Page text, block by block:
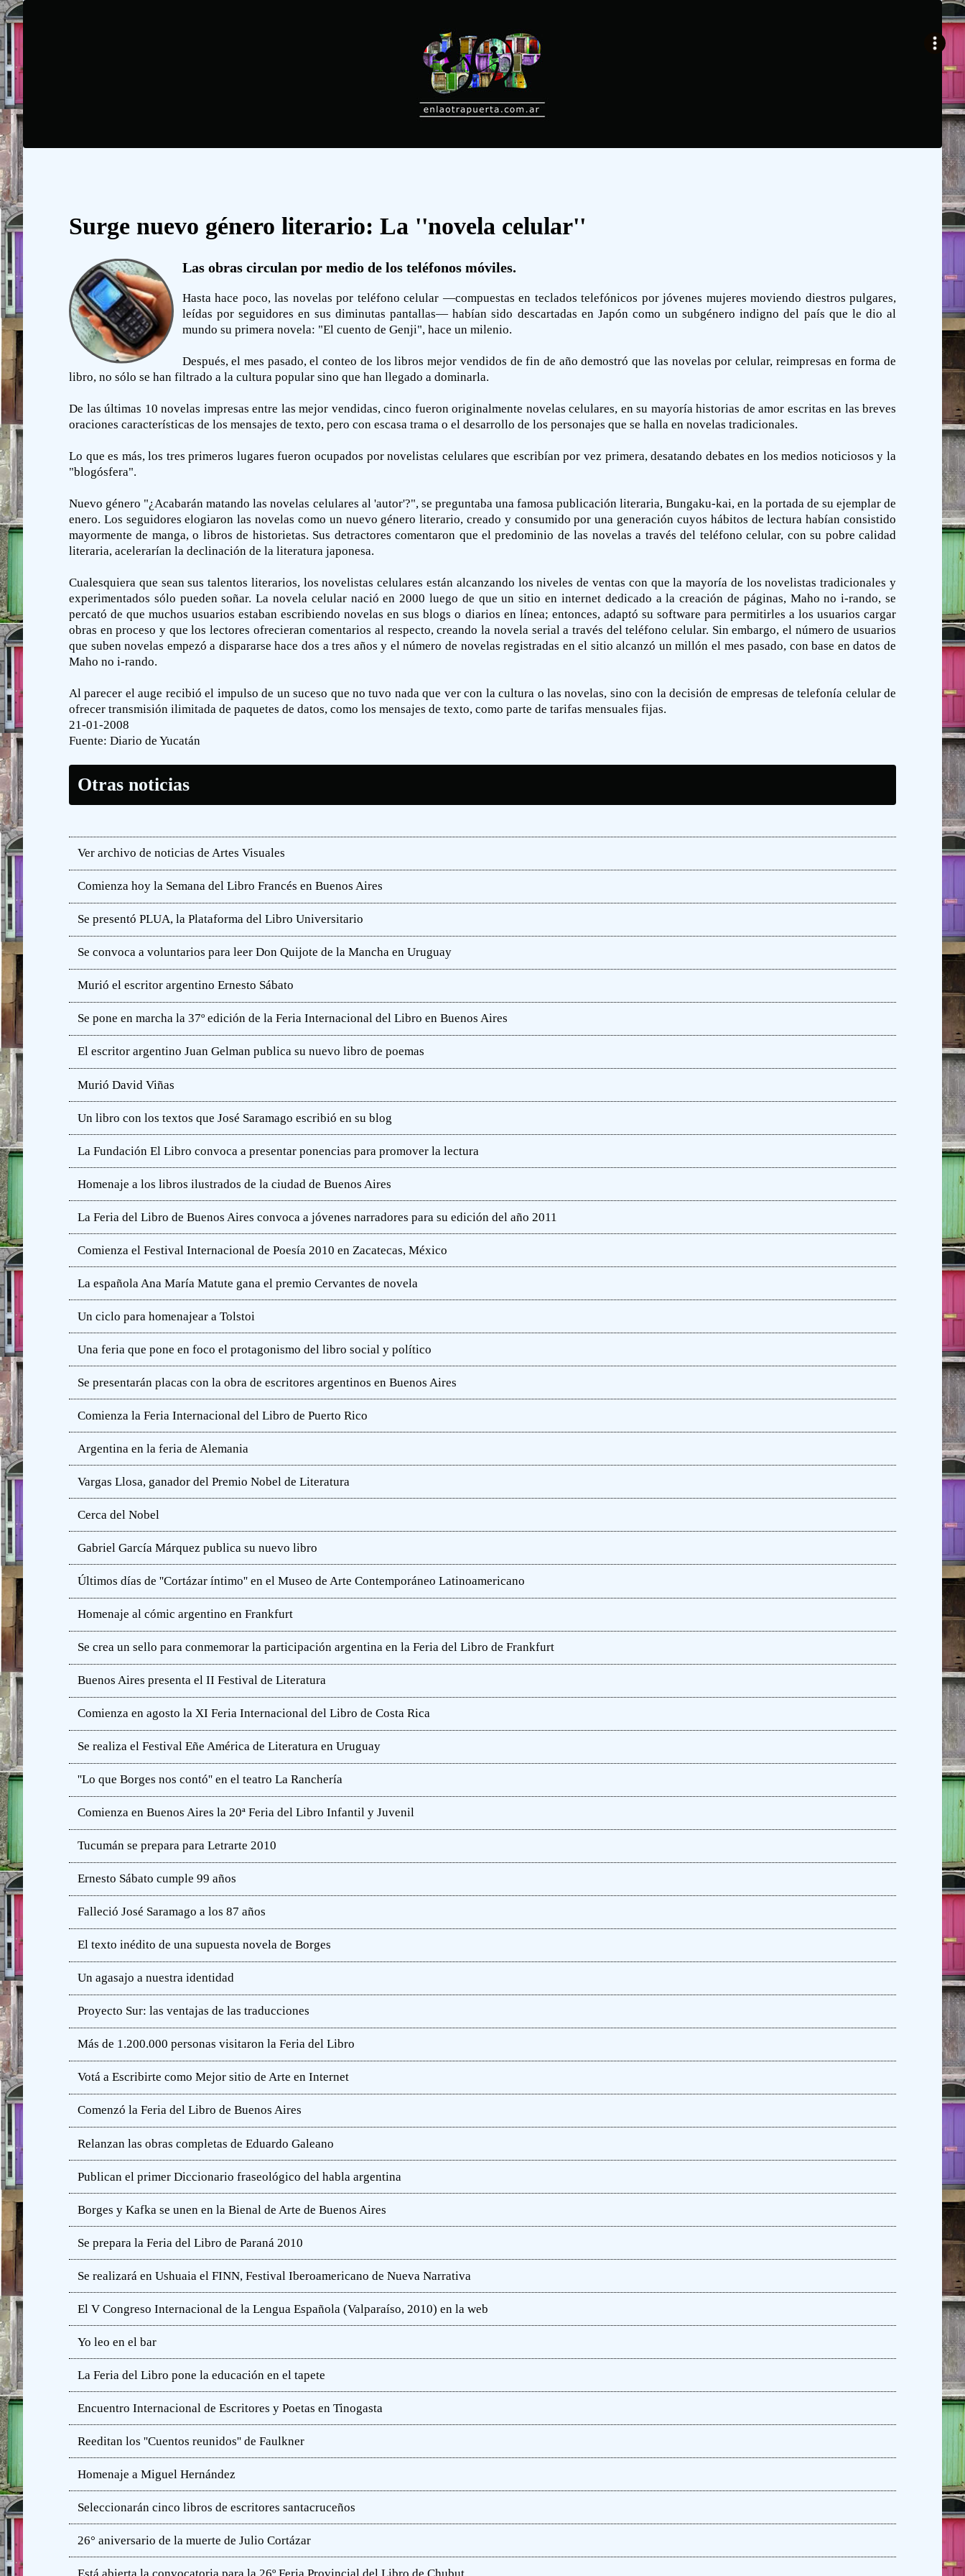
Surge nuevo género literario: La ''novela celular''
Las obras circulan por medio de los teléfonos móviles.
Hasta hace poco, las novelas por teléfono celular —compuestas en teclados telefónicos por jóvenes mujeres moviendo diestros pulgares,
leídas por seguidores en sus diminutas pantallas— habían sido descartadas en Japón como un subgénero indigno del país que le dio al
mundo su primera novela: "El cuento de Genji", hace un milenio.
Después, el mes pasado, el conteo de los libros mejor vendidos de fin de año demostró que las novelas por celular, reimpresas en forma de
libro, no sólo se han filtrado a la cultura popular sino que han llegado a dominarla.
De las últimas 10 novelas impresas entre las mejor vendidas, cinco fueron originalmente novelas celulares, en su mayoría historias de amor escritas en las breves
oraciones características de los mensajes de texto, pero con escasa trama o el desarrollo de los personajes que se halla en novelas tradicionales.
Lo que es más, los tres primeros lugares fueron ocupados por novelistas celulares que escribían por vez primera, desatando debates en los medios noticiosos y la
"blogósfera".
Nuevo género "¿Acabarán matando las novelas celulares al 'autor'?", se preguntaba una famosa publicación literaria, Bungaku-kai, en la portada de su ejemplar de
enero. Los seguidores elogiaron las novelas como un nuevo género literario, creado y consumido por una generación cuyos hábitos de lectura habían consistido
mayormente de manga, o libros de historietas. Sus detractores comentaron que el predominio de las novelas a través del teléfono celular, con su pobre calidad
literaria, acelerarían la declinación de la literatura japonesa.
Cualesquiera que sean sus talentos literarios, los novelistas celulares están alcanzando los niveles de ventas con que la mayoría de los novelistas tradicionales y
experimentados sólo pueden soñar. La novela celular nació en 2000 luego de que un sitio en internet dedicado a la creación de páginas, Maho no i-rando, se
percató de que muchos usuarios estaban escribiendo novelas en sus blogs o diarios en línea; entonces, adaptó su software para permitirles a los usuarios cargar
obras en proceso y que los lectores ofrecieran comentarios al respecto, creando la novela serial a través del teléfono celular. Sin embargo, el número de usuarios
que suben novelas empezó a dispararse hace dos a tres años y el número de novelas registradas en el sitio alcanzó un millón el mes pasado, con base en datos de
Maho no i-rando.
Al parecer el auge recibió el impulso de un suceso que no tuvo nada que ver con la cultura o las novelas, sino con la decisión de empresas de telefonía celular de
ofrecer transmisión ilimitada de paquetes de datos, como los mensajes de texto, como parte de tarifas mensuales fijas.
21-01-2008
Fuente: Diario de Yucatán
Otras noticias
Ver archivo de noticias de Artes Visuales
Comienza hoy la Semana del Libro Francés en Buenos Aires
Se presentó PLUA, la Plataforma del Libro Universitario
Se convoca a voluntarios para leer Don Quijote de la Mancha en Uruguay
Murió el escritor argentino Ernesto Sábato
Se pone en marcha la 37º edición de la Feria Internacional del Libro en Buenos Aires
El escritor argentino Juan Gelman publica su nuevo libro de poemas
Murió David Viñas
Un libro con los textos que José Saramago escribió en su blog
La Fundación El Libro convoca a presentar ponencias para promover la lectura
Homenaje a los libros ilustrados de la ciudad de Buenos Aires
La Feria del Libro de Buenos Aires convoca a jóvenes narradores para su edición del año 2011
Comienza el Festival Internacional de Poesía 2010 en Zacatecas, México
La española Ana María Matute gana el premio Cervantes de novela
Un ciclo para homenajear a Tolstoi
Una feria que pone en foco el protagonismo del libro social y político
Se presentarán placas con la obra de escritores argentinos en Buenos Aires
Comienza la Feria Internacional del Libro de Puerto Rico
Argentina en la feria de Alemania
Vargas Llosa, ganador del Premio Nobel de Literatura
Cerca del Nobel
Gabriel García Márquez publica su nuevo libro
Últimos días de ''Cortázar íntimo'' en el Museo de Arte Contemporáneo Latinoamericano
Homenaje al cómic argentino en Frankfurt
Se crea un sello para conmemorar la participación argentina en la Feria del Libro de Frankfurt
Buenos Aires presenta el II Festival de Literatura
Comienza en agosto la XI Feria Internacional del Libro de Costa Rica
Se realiza el Festival Eñe América de Literatura en Uruguay
''Lo que Borges nos contó'' en el teatro La Ranchería
Comienza en Buenos Aires la 20ª Feria del Libro Infantil y Juvenil
Tucumán se prepara para Letrarte 2010
Ernesto Sábato cumple 99 años
Falleció José Saramago a los 87 años
El texto inédito de una supuesta novela de Borges
Un agasajo a nuestra identidad
Proyecto Sur: las ventajas de las traducciones
Más de 1.200.000 personas visitaron la Feria del Libro
Votá a Escribirte como Mejor sitio de Arte en Internet
Comenzó la Feria del Libro de Buenos Aires
Relanzan las obras completas de Eduardo Galeano
Publican el primer Diccionario fraseológico del habla argentina
Borges y Kafka se unen en la Bienal de Arte de Buenos Aires
Se prepara la Feria del Libro de Paraná 2010
Se realizará en Ushuaia el FINN, Festival Iberoamericano de Nueva Narrativa
El V Congreso Internacional de la Lengua Española (Valparaíso, 2010) en la web
Yo leo en el bar
La Feria del Libro pone la educación en el tapete
Encuentro Internacional de Escritores y Poetas en Tinogasta
Reeditan los ''Cuentos reunidos'' de Faulkner
Homenaje a Miguel Hernández
Seleccionarán cinco libros de escritores santacruceños
26° aniversario de la muerte de Julio Cortázar